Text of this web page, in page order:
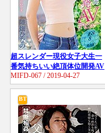
超スレンダー現役女子大生一
番気持ちいい絶頂体位開発AV
デビュー 陸畑ひなの
MIFD-067 / 2019-04-27
BT